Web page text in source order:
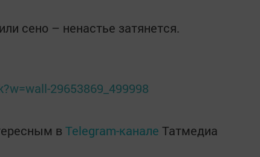
сено – ненастье затянется.
29653869_499998
в Telegram-канале Татмедиа